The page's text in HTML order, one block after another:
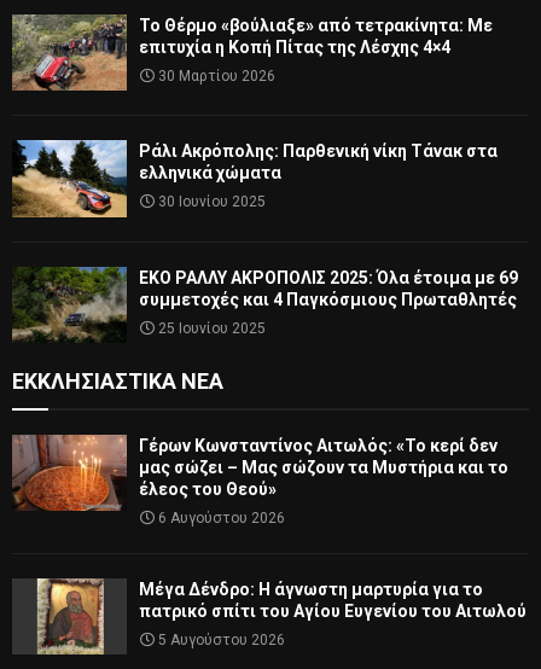
Το Θέρμο «βούλιαξε» από τετρακίνητα: Με
επιτυχία η Κοπή Πίτας της Λέσχης 4×4
30 Μαρτίου 2026
Ράλι Ακρόπολης: Παρθενική νίκη Τάνακ στα
ελληνικά χώματα
30 Ιουνίου 2025
ΕΚΟ ΡΑΛΛΥ ΑΚΡΟΠΟΛΙΣ 2025: Όλα έτοιμα με 69
συμμετοχές και 4 Παγκόσμιους Πρωταθλητές
25 Ιουνίου 2025
ΕΚΚΛΗΣΙΑΣΤΙΚΆ ΝΈΑ
Γέρων Κωνσταντίνος Αιτωλός: «Το κερί δεν
μας σώζει – Μας σώζουν τα Μυστήρια και το
έλεος του Θεού»
6 Αυγούστου 2026
Μέγα Δένδρο: Η άγνωστη μαρτυρία για το
πατρικό σπίτι του Αγίου Ευγενίου του Αιτωλού
5 Αυγούστου 2026